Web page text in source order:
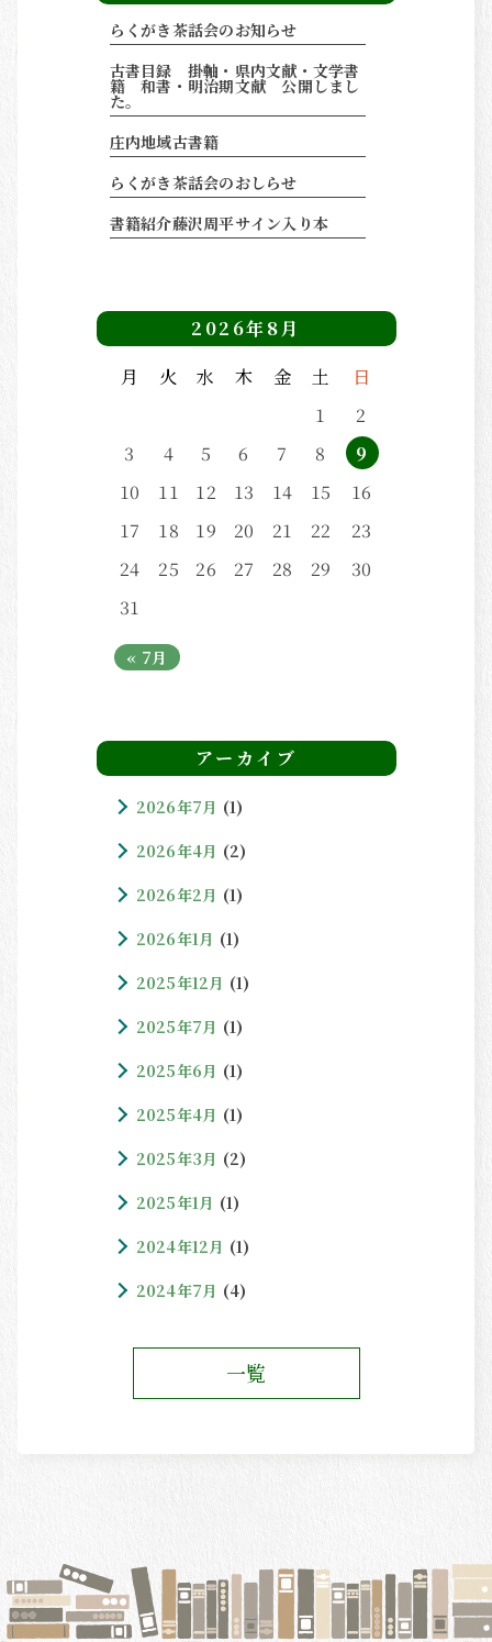
らくがき茶話会のお知らせ
古書目録 掛軸・県内文献・文学書
籍 和書・明治期文献 公開しまし
た。
庄内地域古書籍
らくがき茶話会のおしらせ
書籍紹介藤沢周平サイン入り本
2026年8月
月
火 水 木 金 土
日
1
2
3
4 5 6 7 8
9
10
11 12 13 14 15
16
17
18 19 20 21 22
23
24
25 26 27 28 29
30
31
« 7月
アーカイブ
2026年7月 (1)
2026年4月 (2)
2026年2月 (1)
2026年1月 (1)
2025年12月 (1)
2025年7月 (1)
2025年6月 (1)
2025年4月 (1)
2025年3月 (2)
2025年1月 (1)
2024年12月 (1)
2024年7月 (4)
一覧